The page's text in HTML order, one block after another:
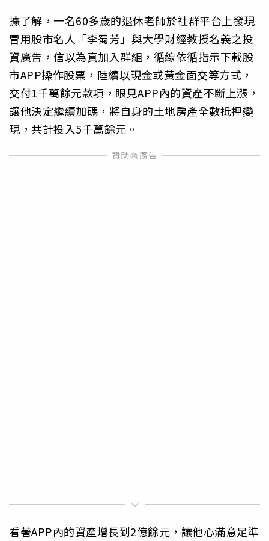
據了解，一名60多歲的退休老師於社群平台上發現
冒用股市名人「李蜀芳」與大學財經教授名義之投
資廣告，信以為真加入群組，循線依循指示下載股
市APP操作股票，陸續以現金或黃金面交等方式，
交付1千萬餘元款項，眼見APP內的資產不斷上漲，
讓他決定繼續加碼，將自身的土地房產全數抵押變
現，共計投入5千萬餘元。
看著APP內的資產增長到2億餘元，讓他心滿意足準